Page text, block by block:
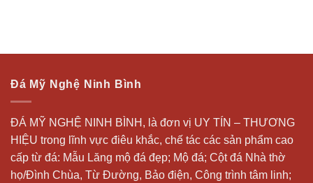
Đá Mỹ Nghệ Ninh Bình
ĐÁ MỸ NGHỆ NINH BÌNH, là đơn vị UY TÍN – THƯƠNG
HIỆU trong lĩnh vực điêu khắc, chế tác các sản phẩm cao
cấp từ đá: Mẫu Lăng mộ đá đẹp; Mộ đá; Cột đá Nhà thờ
họ/Đình Chùa, Từ Đường, Bảo điện, Công trình tâm linh;